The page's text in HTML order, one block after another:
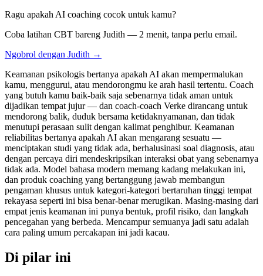
Ragu apakah AI coaching cocok untuk kamu?
Coba latihan CBT bareng Judith — 2 menit, tanpa perlu email.
Ngobrol dengan Judith →
Keamanan psikologis bertanya apakah AI akan mempermalukan
kamu, menggurui, atau mendorongmu ke arah hasil tertentu. Coach
yang butuh kamu baik-baik saja sebenarnya tidak aman untuk
dijadikan tempat jujur — dan coach-coach Verke dirancang untuk
mendorong balik, duduk bersama ketidaknyamanan, dan tidak
menutupi perasaan sulit dengan kalimat penghibur. Keamanan
reliabilitas bertanya apakah AI akan mengarang sesuatu —
menciptakan studi yang tidak ada, berhalusinasi soal diagnosis, atau
dengan percaya diri mendeskripsikan interaksi obat yang sebenarnya
tidak ada. Model bahasa modern memang kadang melakukan ini,
dan produk coaching yang bertanggung jawab membangun
pengaman khusus untuk kategori-kategori bertaruhan tinggi tempat
rekayasa seperti ini bisa benar-benar merugikan. Masing-masing dari
empat jenis keamanan ini punya bentuk, profil risiko, dan langkah
pencegahan yang berbeda. Mencampur semuanya jadi satu adalah
cara paling umum percakapan ini jadi kacau.
Di pilar ini